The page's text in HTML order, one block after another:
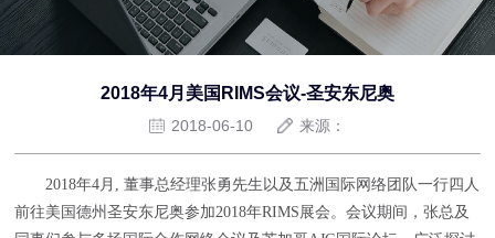
2018年4月美国RIMS会议-圣安东尼奥
2018-06-10 来源：
2018年4月, 董事总经理张勇先生以及五洲国际网络团队一行四人
前往美国德州圣安东尼奥参加2018年RIMS展会。会议期间，张总及